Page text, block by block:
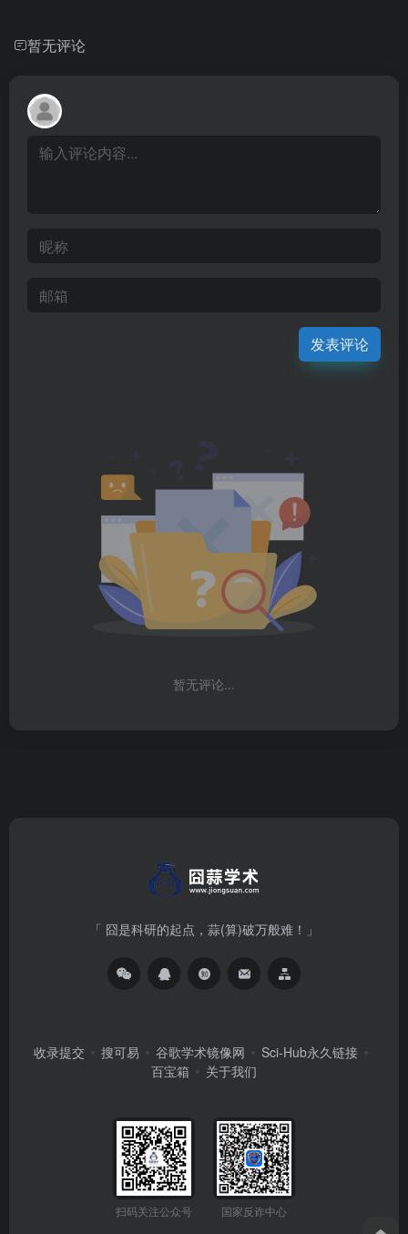
暂无评论
发表评论
暂无评论...
「 囧是科研的起点，蒜(算)破万般难！」
收录提交 搜可易 谷歌学术镜像网
Sci-Hub永久链接
百宝箱
关于我们
扫码关注公众号 国家反诈中心